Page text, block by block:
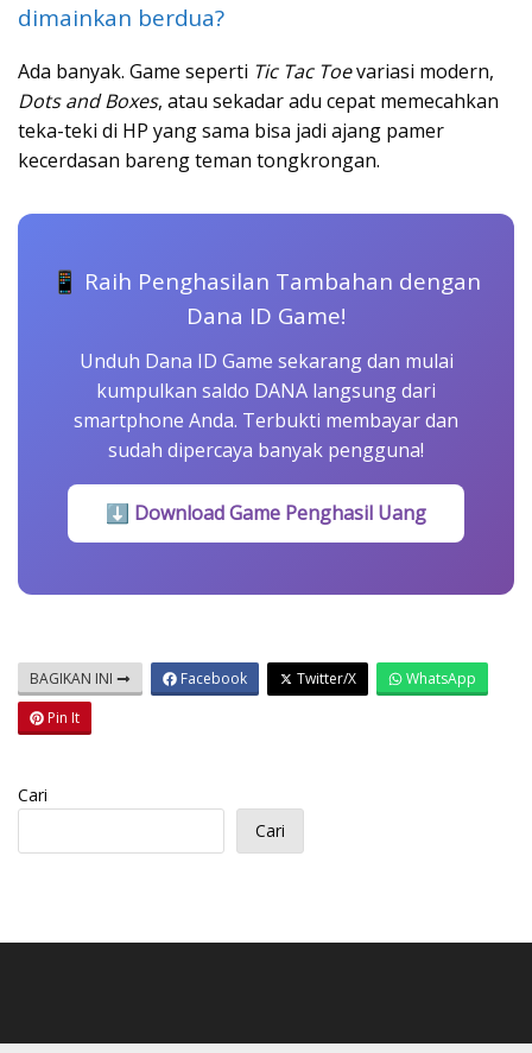
dimainkan berdua?
Ada banyak. Game seperti Tic Tac Toevariasi modern,
Dots and Boxes, atau sekadar adu cepat memecahkan
teka-teki di HP yang sama bisa jadi ajang pamer
kecerdasan bareng teman tongkrongan.
📱 Raih Penghasilan Tambahan dengan
Dana ID Game!
Unduh Dana ID Game sekarang dan mulai
kumpulkan saldo DANA langsung dari
smartphone Anda. Terbukti membayar dan
sudah dipercaya banyak pengguna!
⬇ Download Game Penghasil Uang
BAGIKAN INI Facebook Twitter/X
WhatsApp
Pin It
Cari
Cari